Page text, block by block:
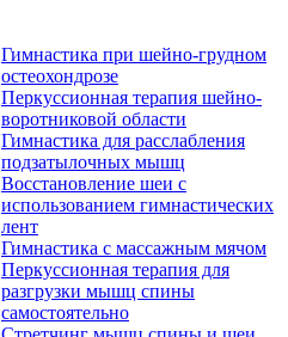
Гимнастика при шейно-грудном
остеохондрозе
Перкуссионная терапия шейно-
воротниковой области
Гимнастика для расслабления
подзатылочных мышц
Восстановление шеи с
использованием гимнастических
лент
Гимнастика с массажным мячом
Перкуссионная терапия для
разгрузки мышц спины
самостоятельно